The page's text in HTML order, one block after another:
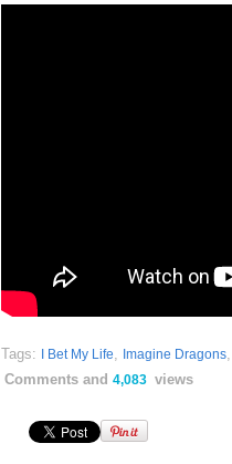
Tags: I Bet My Life, Imagine Dragons,
Comments and 4,083 views